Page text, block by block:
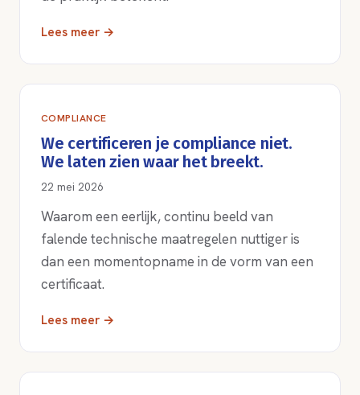
Lees meer →
COMPLIANCE
We certificeren je compliance niet.
We laten zien waar het breekt.
22 mei 2026
Waarom een eerlijk, continu beeld van
falende technische maatregelen nuttiger is
dan een momentopname in de vorm van een
certificaat.
Lees meer →